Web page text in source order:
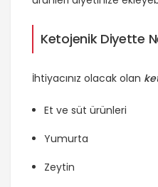
Ketojenik Diyette
İhtiyacınız olacak olan
Et ve süt ürünleri
Yumurta
Zeytin